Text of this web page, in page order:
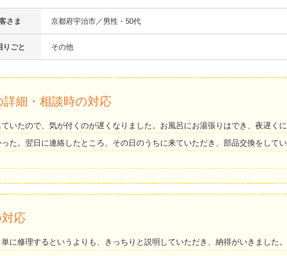
さま 京都府宇治市／男性・50代
りごと その他
細・相談時の対応
いたので、気が付くのが遅くなりました。お風呂にお湯張りはでき、夜遅くに
た。翌日に連絡したところ、その日のうちに来ていただき、部品交換をしてい
応
に修理するというよりも、きっちりと説明していただき、納得がいきました。